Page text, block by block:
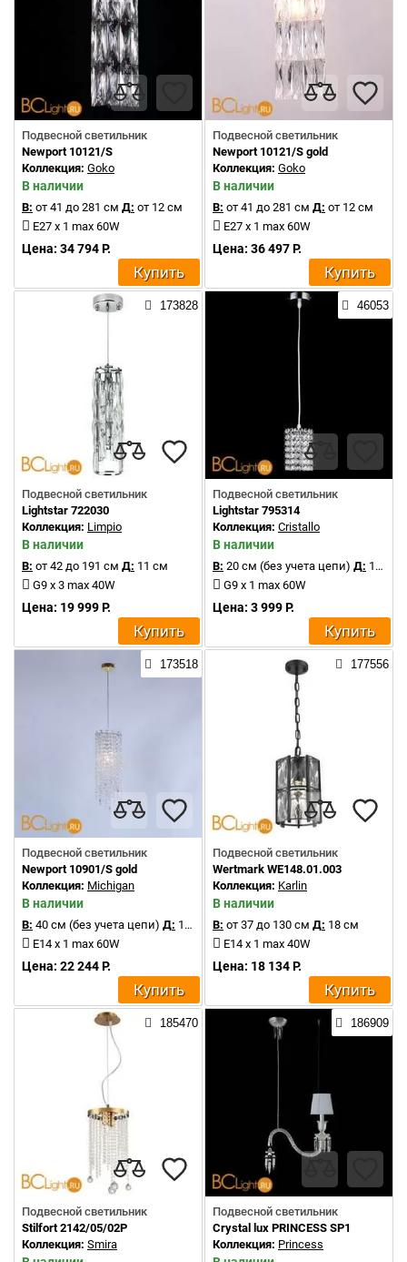
Подвесной светильник
Newport 10121/S
Коллекция: Goko
В наличии
В: от 41 до 281 см Д: от 12 см
E27 x 1 max 60W
Цена: 34 794 Р.
Купить
Подвесной светильник
Newport 10121/S gold
Коллекция: Goko
В наличии
В: от 41 до 281 см Д: от 12 см
E27 x 1 max 60W
Цена: 36 497 Р.
Купить
173828
Подвесной светильник
Lightstar 722030
Коллекция: Limpio
В наличии
В: от 42 до 191 см Д: 11 см
G9 x 3 max 40W
Цена: 19 999 Р.
Купить
46053
Подвесной светильник
Lightstar 795314
Коллекция: Cristallo
В наличии
В: 20 см (без учета цепи) Д: 10 см
G9 x 1 max 60W
Цена: 3 999 Р.
Купить
173518
Подвесной светильник
Newport 10901/S gold
Коллекция: Michigan
В наличии
В: 40 см (без учета цепи) Д: 15 см
E14 x 1 max 60W
Цена: 22 244 Р.
Купить
177556
Подвесной светильник
Wertmark WE148.01.003
Коллекция: Karlin
В наличии
В: от 37 до 130 см Д: 18 см
E14 x 1 max 40W
Цена: 18 134 Р.
Купить
185470
Подвесной светильник
Stilfort 2142/05/02P
Коллекция: Smira
186909
Подвесной светильник
Crystal lux PRINCESS SP1
Коллекция: Princess